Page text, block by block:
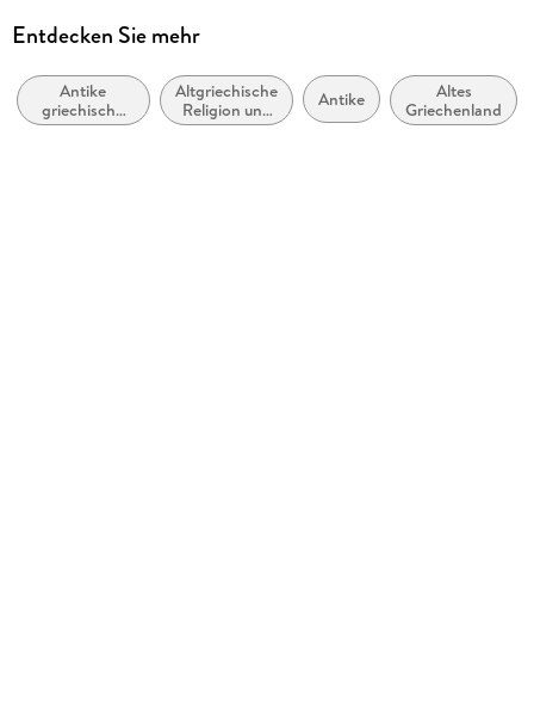
Autor/Autorin
Sprecher/Sprecherin
Peter Simonischek
Entdecken Sie mehr
Antike
griechische
und römische
Altgriechische
Religion und
Mythologie
Antike
Altes
Griechenland